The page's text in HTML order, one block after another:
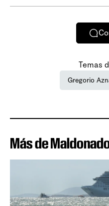
Temas
Gregorio
Más de